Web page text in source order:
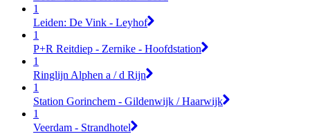
1
Leiden: De Vink - Leyhof
1
P+R Reitdiep - Zernike - Hoofdstation
1
Ringlijn Alphen a / d Rijn
1
Station Gorinchem - Gildenwijk / Haarwijk
1
Veerdam - Strandhotel